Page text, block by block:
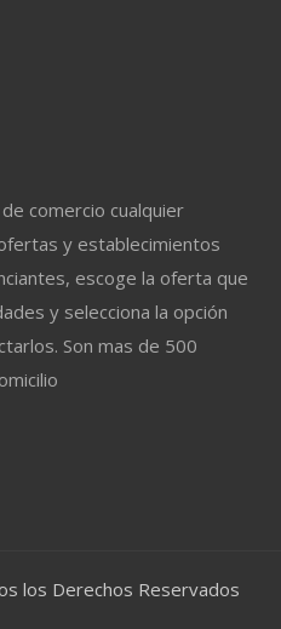
comercio cualquier
y establecimientos
escoge la oferta que
y selecciona la opción
Son mas de 500
los Derechos Reservados